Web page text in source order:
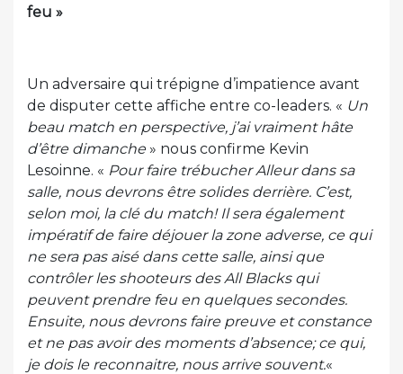
feu »
Un adversaire qui trépigne d’impatience avant
de disputer cette affiche entre co-leaders. « Un
beau match en perspective, j’ai vraiment hâte
d’être dimanche» nous confirme Kevin
Lesoinne. « Pour faire trébucher Alleur dans sa
salle, nous devrons être solides derrière. C’est,
selon moi, la clé du match! Il sera également
impératif de faire déjouer la zone adverse, ce qui
ne sera pas aisé dans cette salle, ainsi que
contrôler les shooteurs des All Blacks qui
peuvent prendre feu en quelques secondes.
Ensuite, nous devrons faire preuve et constance
et ne pas avoir des moments d’absence; ce qui,
je dois le reconnaitre, nous arrive souvent.«